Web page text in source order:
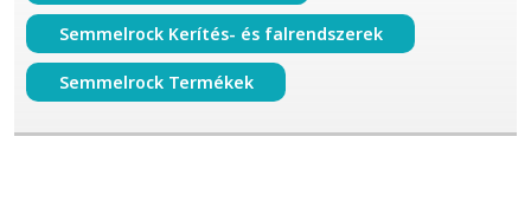
Semmelrock Kerítés- és falrendszerek
Semmelrock Termékek